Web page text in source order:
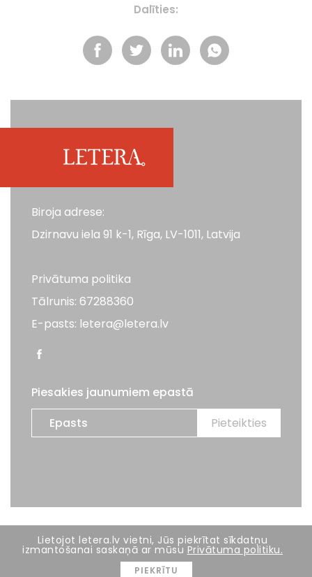
Dalīties:
Biroja adrese:
Dzirnavu iela 91 k-1, Rīga, LV-1011, Latvija
Privātuma politika
Tālrunis: 67288360
E-pasts: letera@letera.lv
Piesakies jaunumiem epastā
Visas tiesības aizsargātas. LETERA 2026
Mājas lapas izstrāde: BRIGHT
Lietojot letera.lv vietni, Jūs piekrītat sīkdatņu
izmantošanai saskaņā ar mūsu Privātuma politiku.
PIEKRĪTU